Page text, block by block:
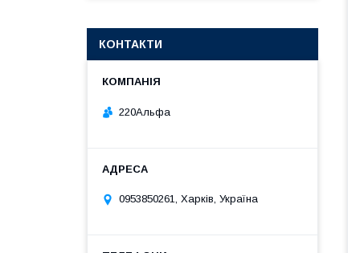
КОНТАКТИ
220Альфа
0953850261, Харків, Україна